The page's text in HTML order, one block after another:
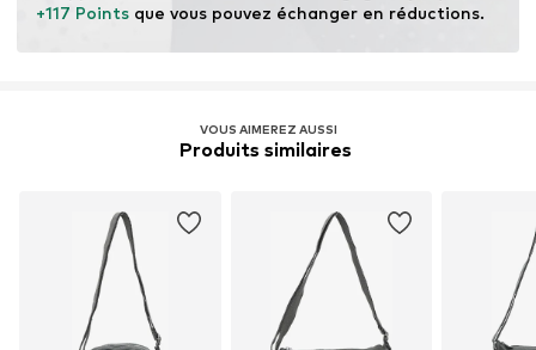
+117 Points que vous pouvez échanger en réductions.
VOUS AIMEREZ AUSSI
Produits similaires